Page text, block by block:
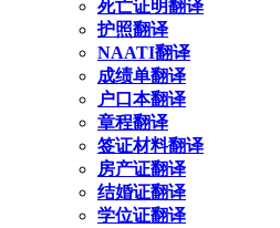
死亡证明翻译
护照翻译
NAATI翻译
成绩单翻译
户口本翻译
章程翻译
签证材料翻译
房产证翻译
结婚证翻译
学位证翻译